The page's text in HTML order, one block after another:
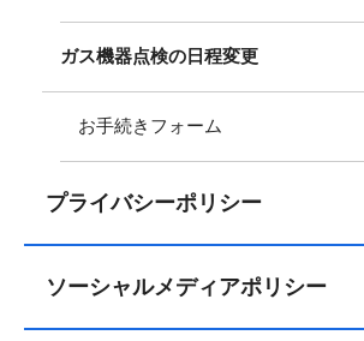
ガス機器点検の日程変更
お手続きフォーム
プライバシーポリシー
ソーシャルメディアポリシー